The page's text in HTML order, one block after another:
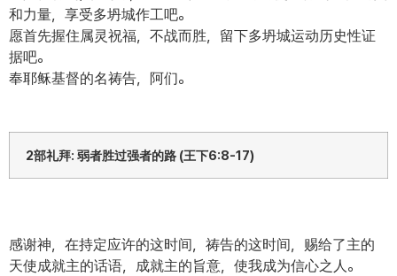
和力量，享受多坍城作工吧。
愿首先握住属灵祝福，不战而胜，留下多坍城运动历史性证
据吧。
奉耶稣基督的名祷告，阿们。
2部礼拜: 弱者胜过强者的路 (王下6:8-17)
感谢神，在持定应许的这时间，祷告的这时间，赐给了主的
天使成就主的话语，成就主的旨意，使我成为信心之人。